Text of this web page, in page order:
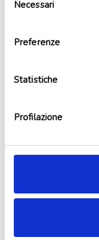
delNecessari
Preferenze
Statistiche
Profilazione
Aggiungi al carrello